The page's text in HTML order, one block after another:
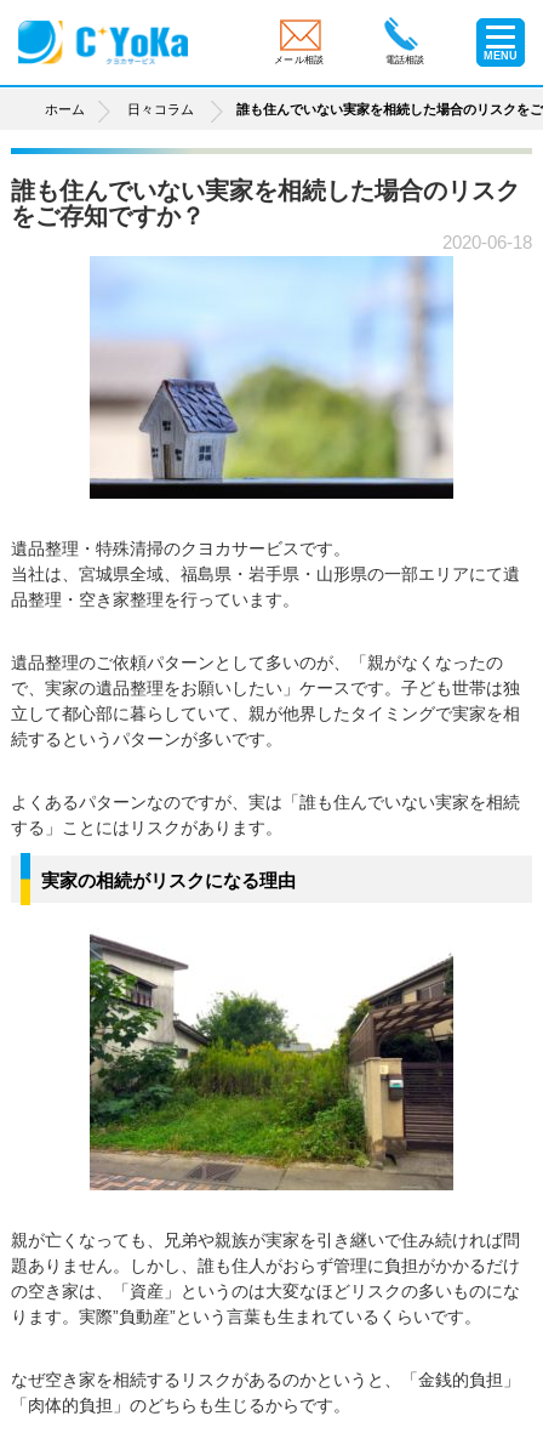
メール相談 電話相談 MENU
ホーム 日々コラム 誰も住んでいない実家を相続した場合のリスクを
誰も住んでいない実家を相続した場合のリスク
をご存知ですか？
2020-06-18
遺品整理・特殊清掃のクヨカサービスです。
当社は、宮城県全域、福島県・岩手県・山形県の一部エリアにて遺
品整理・空き家整理を行っています。
遺品整理のご依頼パターンとして多いのが、「親がなくなったの
で、実家の遺品整理をお願いしたい」ケースです。子ども世帯は独
立して都心部に暮らしていて、親が他界したタイミングで実家を相
続するというパターンが多いです。
よくあるパターンなのですが、実は「誰も住んでいない実家を相続
する」ことにはリスクがあります。
実家の相続がリスクになる理由
親が亡くなっても、兄弟や親族が実家を引き継いで住み続ければ問
題ありません。しかし、誰も住人がおらず管理に負担がかかるだけ
の空き家は、「資産」というのは大変なほどリスクの多いものにな
ります。実際”負動産”という言葉も生まれているくらいです。
なぜ空き家を相続するリスクがあるのかというと、「金銭的負担」
「肉体的負担」のどちらも生じるからです。